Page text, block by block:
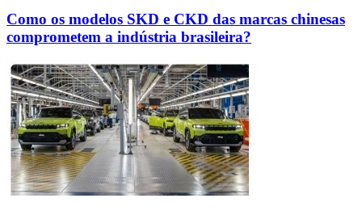
Como os modelos SKD e CKD das marcas chinesas
comprometem a indústria brasileira?